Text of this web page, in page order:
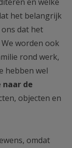
het belangrijk
dat het
worden ook
rond werk,
hebben wel
naar de
objecten en
omdat